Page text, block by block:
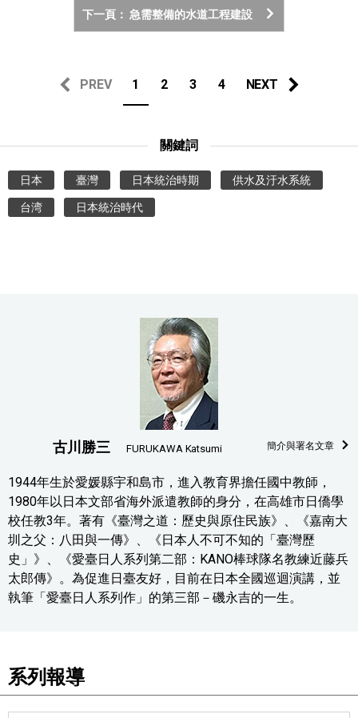
下一頁： 急需整備的水道工程建設
PREV 1 2 3 4 NEXT
關鍵詞
日本 臺灣 日本統治時期 供水及汙水系統
台湾 日本統治時代
古川勝三 FURUKAWA Katsumi 簡介與署名文章
1944年生於愛媛縣宇和島市，進入教育界擔任國中教師，
1980年以日本文部省海外派遣教師的身分，在高雄市日僑學
校任教3年。著有《臺灣之道：歷史與原住民族》、《嘉南大
圳之父：八田與一傳》、《日本人不可不知的「臺灣歷
史」》、《愛臺日人系列第二部：KANO棒球隊名教練近藤兵
太郎傳》。為促進日臺友好，目前在日本全國巡迴演講，並
執筆「愛臺日人系列作」的第三部－磯永吉的一生。
系列報導